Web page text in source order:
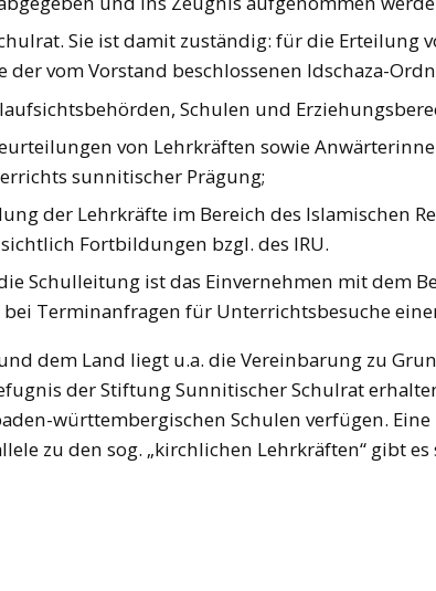
Sie ist damit zuständig: für die Erteilung
vom Vorstand beschlossenen Idschaza-
Schulen und
von Lehrkräften sowie
sunnitischer Prägung;
der Lehrkräfte im Bereich des Islamischen
Fortbildungen bzgl. des IRU.
Schulleitung ist das Einvernehmen mit dem
Terminanfragen für Unterrichtsbesuche
dem Land liegt u.a. die Vereinbarung zu
der Stiftung Sunnitischer Schulrat
württembergischen Schulen verfügen.
zu den sog. „kirchlichen Lehrkräften“ gibt